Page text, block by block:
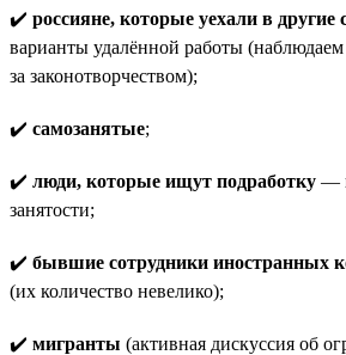
✔️ россияне, которые уехали в другие
варианты удалённой работы (наблюдаем
за законотворчеством);
✔️ самозанятые;
✔️ люди, которые ищут подработку —
занятости;
✔️ бывшие сотрудники иностранных
(их количество невелико);
✔️ мигранты (активная дискуссия об